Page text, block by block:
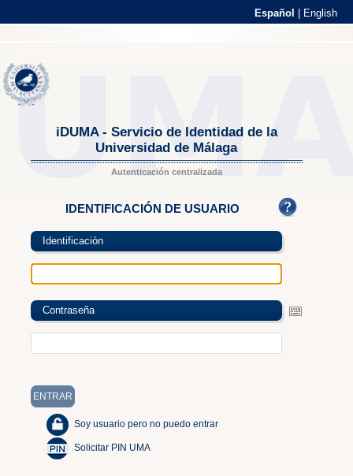
Español English
iDUMA - Servicio de Identidad de la
Universidad de Málaga
Autenticación centralizada
IDENTIFICACIÓN DE USUARIO
Identificación
Contraseña
Soy usuario pero no puedo entrar
Solicitar PIN UMA